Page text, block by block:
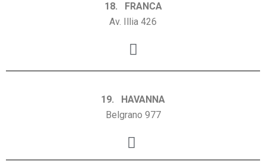
18. FRANCA
Av. Illia 426
19. HAVANNA
Belgrano 977